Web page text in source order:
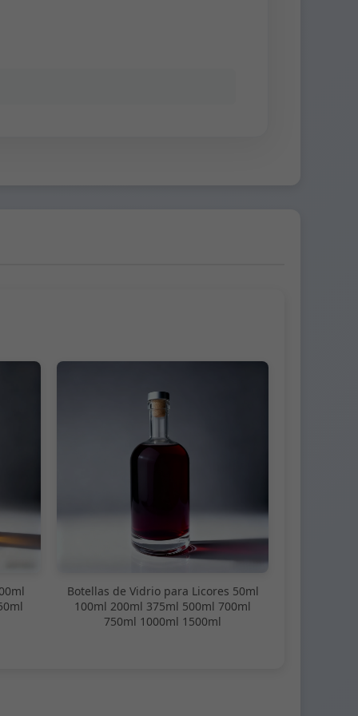
Botellas de Vidrio para Licores 50ml
100ml 200ml 375ml 500ml 700ml
750ml 1000ml 1500ml